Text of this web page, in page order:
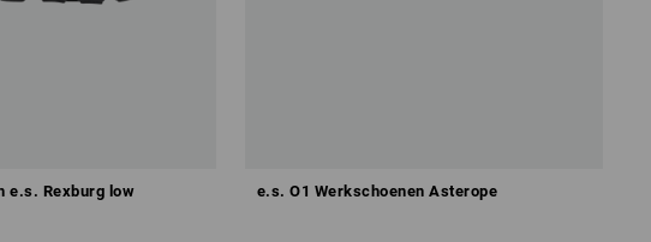
e.s. Rexburg low e.s. O1 Werkschoenen Asterope